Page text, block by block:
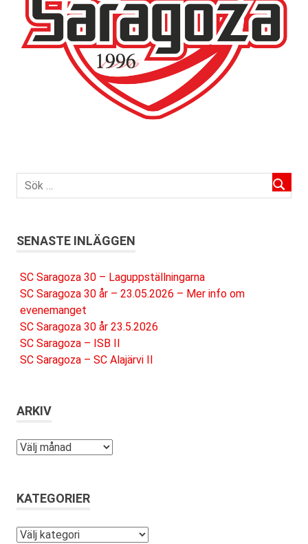
SENASTE INLÄGGEN
SC Saragoza 30 – Laguppställningarna
SC Saragoza 30 år – 23.05.2026 – Mer info om
evenemanget
SC Saragoza 30 år 23.5.2026
SC Saragoza – ISB II
SC Saragoza – SC Alajärvi II
ARKIV
Arkiv
KATEGORIER
Kategorier